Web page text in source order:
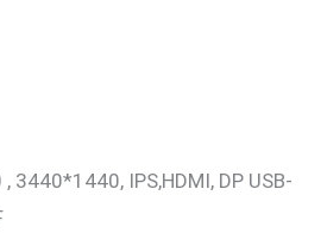
3440*1440, IPS,HDMI, DP USB-